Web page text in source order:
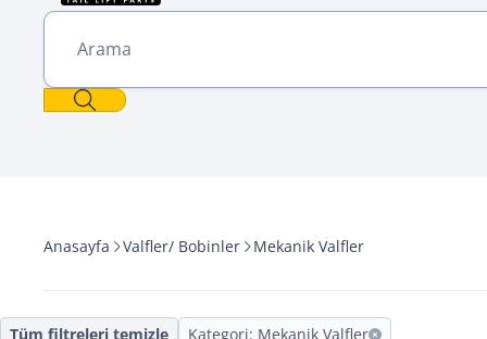
Arama
Anasayfa Valfler/ Bobinler Mekanik Valfler
Tüm filtreleri temizle Kategori: Mekanik Valfler